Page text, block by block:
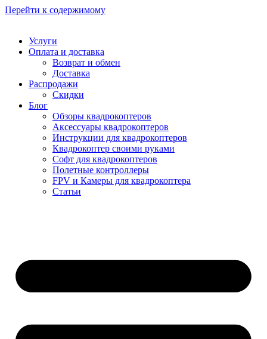
Перейти к содержимому
Услуги
Оплата и доставка
Возврат и обмен
Доставка
Распродажи
Скидки
Блог
Обзоры квадрокоптеров
Аксессуары квадрокоптеров
Инструкции для квадрокоптеров
Квадрокоптер своими руками
Софт для квадрокоптеров
Полетные контроллеры
FPV и Камеры для квадрокоптера
Статьи